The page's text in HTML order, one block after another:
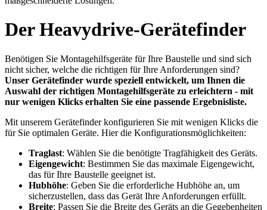
Der Heavydrive-Gerätefinder
Benötigen Sie Montagehilfsgeräte für Ihre Baustelle und sind sich
nicht sicher, welche die richtigen für Ihre Anforderungen sind?
Unser Gerätefinder wurde speziell entwickelt, um Ihnen die
Auswahl der richtigen Montagehilfsgeräte zu erleichtern - mit
nur wenigen Klicks erhalten Sie eine passende Ergebnisliste.
Mit unserem Gerätefinder konfigurieren Sie mit wenigen Klicks die
für Sie optimalen Geräte. Hier die Konfigurationsmöglichkeiten:
Traglast: Wählen Sie die benötigte Tragfähigkeit des Geräts.
Eigengewicht: Bestimmen Sie das maximale Eigengewicht,
das für Ihre Baustelle geeignet ist.
Hubhöhe: Geben Sie die erforderliche Hubhöhe an, um
sicherzustellen, dass das Gerät Ihre Anforderungen erfüllt.
Breite: Passen Sie die Breite des Geräts an die Gegebenheiten